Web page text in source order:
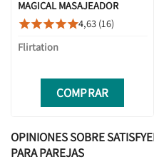
MAGICAL MASAJEADOR
4,63 (16)
Flirtation
COMPRAR
OPINIONES SOBRE
PARA PAREJAS